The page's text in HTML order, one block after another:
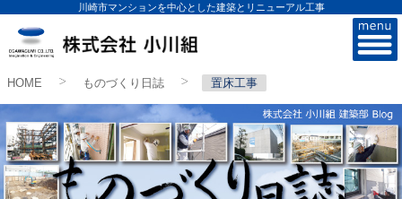
川崎市マンションを中心とした建築とリニューアル工事
HOME >ものづくり日誌 置床工事